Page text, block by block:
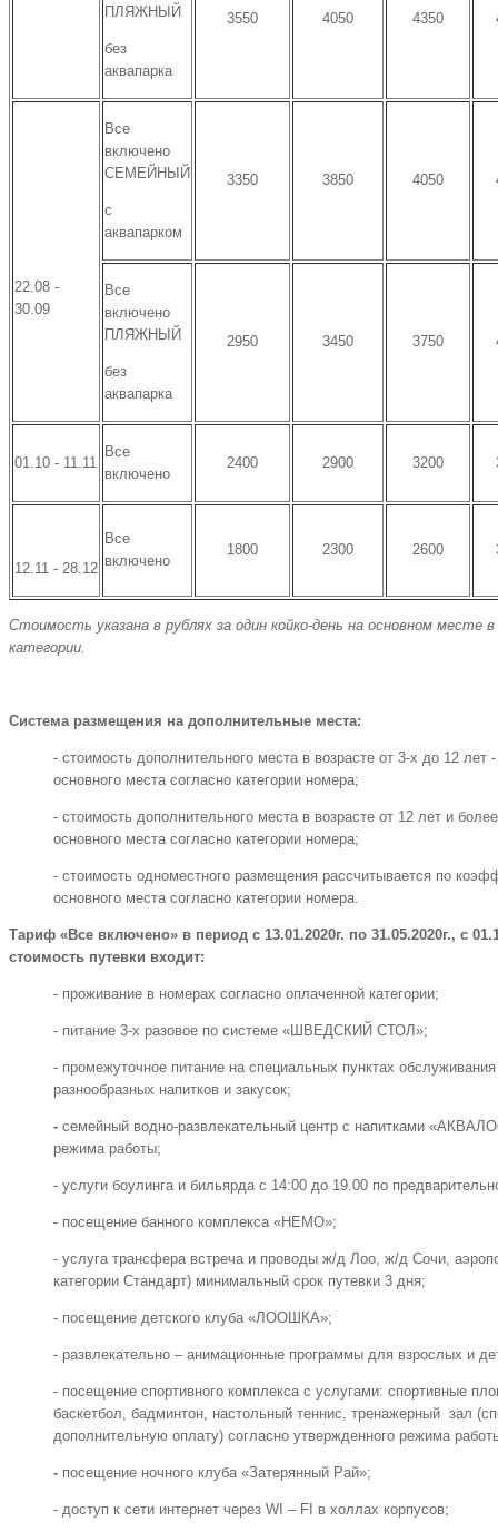
ПЛЯЖНЫЙ
без
аквапарка
3550 4050 4350
22.08 -
30.09
Все
включено
СЕМЕЙНЫЙ
с
аквапарком
3350 3850 4050
Все
включено
ПЛЯЖНЫЙ
без
аквапарка
2950 3450 3750
01.10 - 11.11
Все
включено
2400 2900 3200
12.11 - 28.12
Все
включено
1800 2300 2600
Стоимость указана в рублях за один койко-день на основном
категории.
Система размещения на дополнительные места:
- стоимость дополнительного места в возрасте от 3-х до 12 лет
основного места согласно категории номера;
- стоимость дополнительного места в возрасте от 12 лет и
основного места согласно категории номера;
- стоимость одноместного размещения рассчитывается по
основного места согласно категории номера.
Тариф «Все включено» в период с 13.01.2020г. по 31.05.2020г., с
стоимость путевки входит:
- проживание в номерах согласно оплаченной категории;
- питание 3-х разовое по системе «ШВЕДСКИЙ СТОЛ»;
- промежуточное питание на специальных пунктах
разнообразных напитков и закусок;
- семейный водно-развлекательный центр с напитками
режима работы;
- услуги боулинга и бильярда с 14:00 до 19.00 по
- посещение банного комплекса «НЕМО»;
- услуга трансфера встреча и проводы ж/д Лоо, ж/д Сочи,
категории Стандарт) минимальный срок путевки 3 дня;
- посещение детского клуба «ЛООШКА»;
- развлекательно – анимационные программы для взрослых и
- посещение спортивного комплекса с услугами: спортивные
баскетбол, бадминтон, настольный теннис, тренажерный зал
дополнительную оплату) согласно утвержденного режима
- посещение ночного клуба «Затерянный Рай»;
- доступ к сети интернет через WI – FI в холлах корпусов;